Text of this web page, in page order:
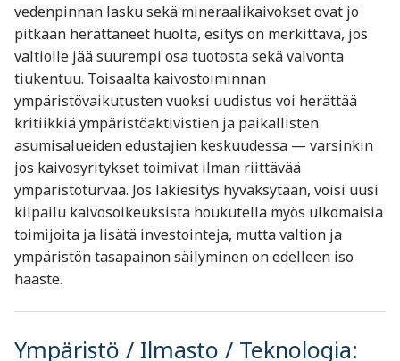
vedenpinnan lasku sekä mineraalikaivokset ovat jo
pitkään herättäneet huolta, esitys on merkittävä, jos
valtiolle jää suurempi osa tuotosta sekä valvonta
tiukentuu. Toisaalta kaivostoiminnan
ympäristövaikutusten vuoksi uudistus voi herättää
kritiikkiä ympäristöaktivistien ja paikallisten
asumisalueiden edustajien keskuudessa — varsinkin
jos kaivosyritykset toimivat ilman riittävää
ympäristöturvaa. Jos lakiesitys hyväksytään, voisi uusi
kilpailu kaivosoikeuksista houkutella myös ulkomaisia
toimijoita ja lisätä investointeja, mutta valtion ja
ympäristön tasapainon säilyminen on edelleen iso
haaste.
Ympäristö / Ilmasto / Teknologia: